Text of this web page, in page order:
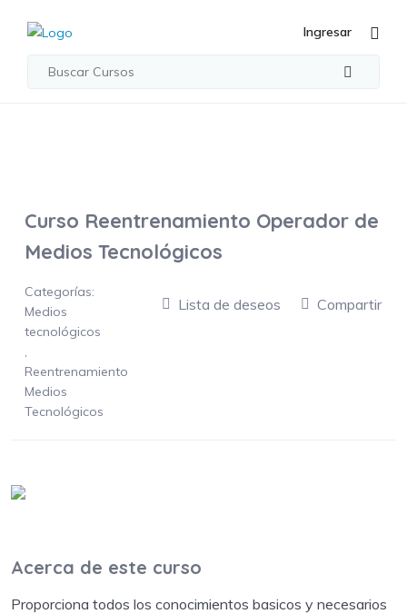
Ingresar
Curso Reentrenamiento Operador de
Medios Tecnológicos
Categorías:
Medios
tecnológicos
,
Reentrenamiento
Medios
Tecnológicos
Lista de deseos Compartir
Acerca de este curso
Proporciona todos los conocimientos basicos y necesarios